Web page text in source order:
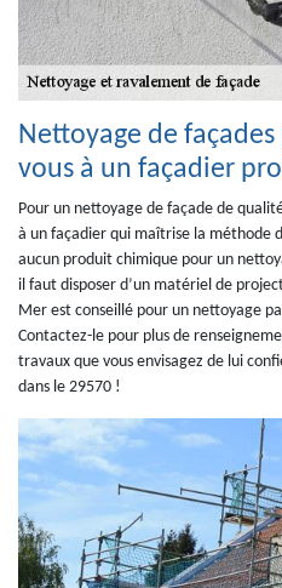
Nettoyage de
vous à un façadier
Pour un nettoyage de façade de
à un façadier qui maîtrise la méthode
aucun produit chimique pour un
il faut disposer d’un matériel de
Mer est conseillé pour un nettoyage
Contactez-le pour plus de
travaux que vous envisagez de lui
dans le 29570 !